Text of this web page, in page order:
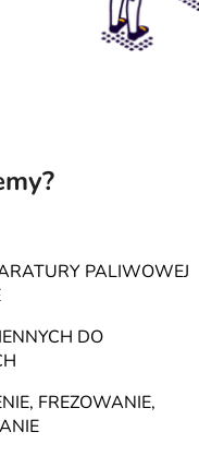
PALIWOWEJ
DO
FREZOWANIE,